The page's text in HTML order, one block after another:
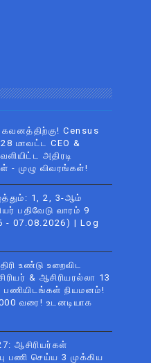
Census
மாவட்ட CEO &
அதிரடி
- முழு விவரங்கள்!
1, 2, 3-ஆம்
பதிவேடு வாரம் 9
- 07.08.2026) | Log
உண்டு உறைவிட
& ஆசிரியரல்லா 13
பணியிடங்கள் நியமனம்!
வரை! உடனடியாக
ஆசிரியர்கள்
பணி செய்ய 3 முக்கிய